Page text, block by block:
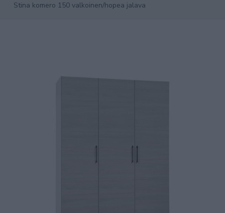
Stina komero 150 valkoinen/hopea jalava